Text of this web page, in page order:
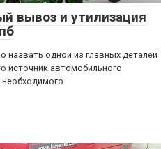
вывоз и утилизация
назвать одной из главных деталей
источник автомобильного
необходимого